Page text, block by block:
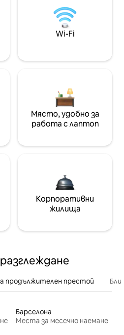
Wi-Fi
Място, удобно за
работа с лаптоп
Корпоративни
жилища
продължителен престой
Барселона
Места за месечно наемане